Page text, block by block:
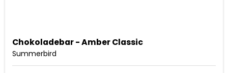
Chokoladebar - Amber Classic
Summerbird